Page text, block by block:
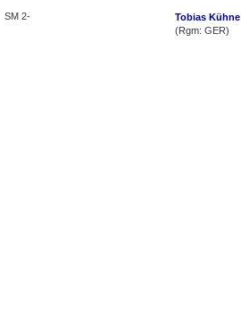
SM 2-
Tobias Kühne
(Rgm: GER)